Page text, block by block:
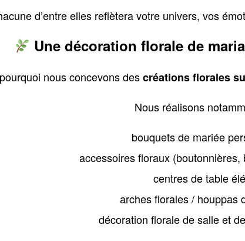
d’entre elles reflètera votre univers, vos
Une décoration florale de
nous concevons descréations florales
Nous réalisons
bouquets de mariée
accessoires floraux
centres de table
arches florales / houppas
décoration florale de salle et